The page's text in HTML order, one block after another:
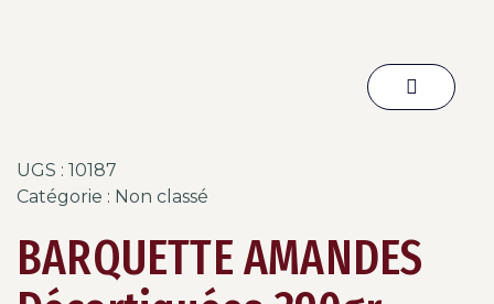
UGS : 10187
Catégorie : Non classé
BARQUETTE AMANDES